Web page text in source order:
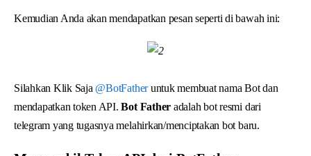
Kemudian Anda akan mendapatkan pesan seperti di bawah ini:
Silahkan Klik Saja @BotFatheruntuk membuat nama Bot dan
mendapatkan token API.Bot Father adalah bot resmi dari
telegram yang tugasnya melahirkan/menciptakan bot baru.